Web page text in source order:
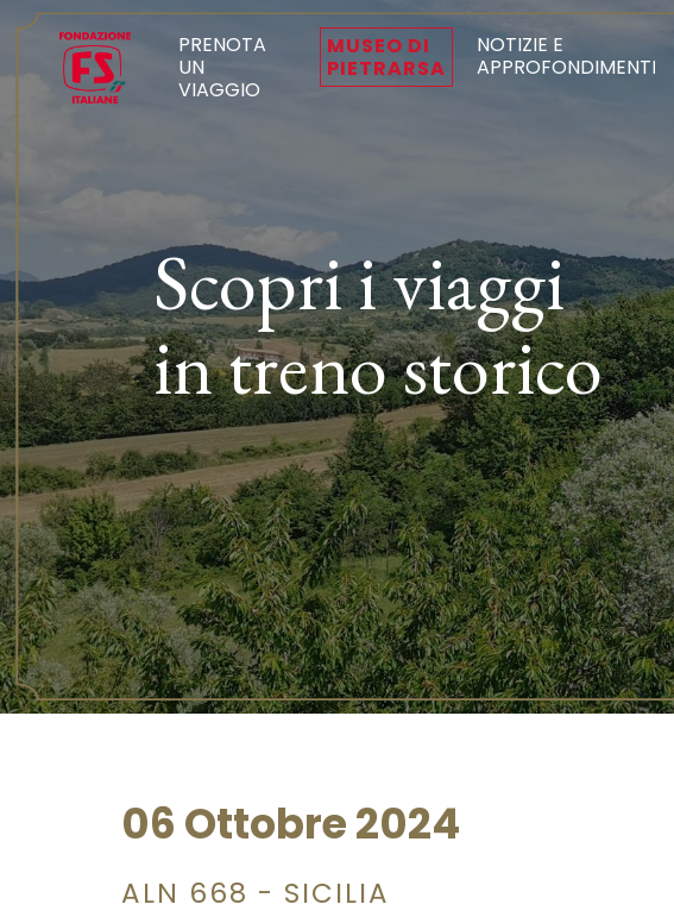
PRENOTA
UN
VIAGGIO
MUSEO DI
PIETRARSA
NOTIZIE E
APPROFONDIMENTI
Scopri i viaggi
in treno storico
06 Ottobre 2024
ALN 668 - SICILIA